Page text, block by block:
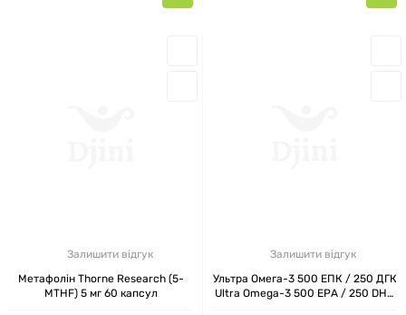
Залишити відгук
Метафолін Thorne Research (5-
MTHF) 5 мг 60 капсул
Залишити відгук
Ультра Омега-3 500 ЕПК / 250 ДГК
Ultra Omega-3 500 EPA / 250 DHA